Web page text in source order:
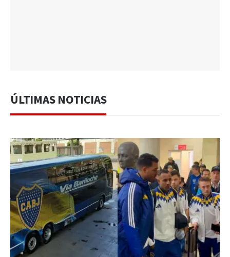
ÚLTIMAS NOTICIAS